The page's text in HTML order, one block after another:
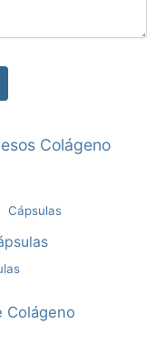
Colágeno
Cápsulas
Colágeno